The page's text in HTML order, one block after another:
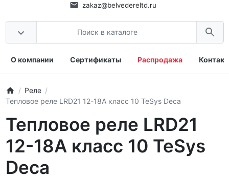
zakaz@belvedereltd.ru
О компании Сертификаты Распродажа
Реле
Тепловое реле LRD21 12-18A класс 10 TeSys Deca
Тепловое реле LRD21
12-18A класс 10 TeSys
Deca